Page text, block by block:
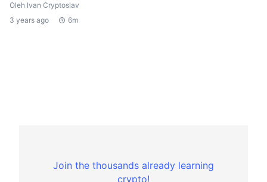
Oleh Ivan Cryptoslav
3 years ago
6m
Join the thousands already learning
crypto!